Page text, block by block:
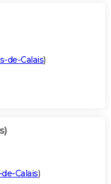
de-Calais)
Calais)